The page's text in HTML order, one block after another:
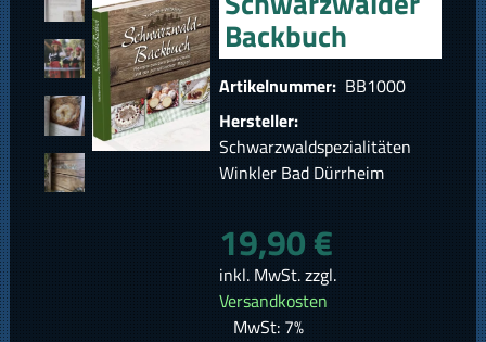
Backbuch
Artikelnummer: BB1000
Hersteller:
Schwarzwaldspezialitäten
Winkler Bad Dürrheim
19,90 €
inkl. MwSt. zzgl.
Versandkosten
MwSt: 7%